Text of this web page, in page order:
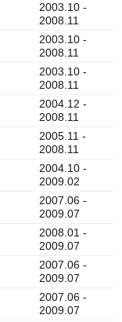
2003.10 -
2008.11
2003.10 -
2008.11
2003.10 -
2008.11
2004.12 -
2008.11
2005.11 -
2008.11
2004.10 -
2009.02
2007.06 -
2009.07
2008.01 -
2009.07
2007.06 -
2009.07
2007.06 -
2009.07